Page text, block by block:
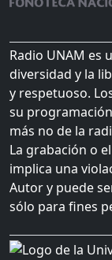
Radio UNAM es
diversidad y la
y respetuoso.
su
más no de la
La grabación o
implica una
Autor y puede
sólo para fines